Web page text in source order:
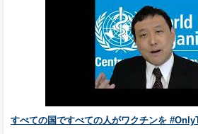
すべての国ですべての人がワクチンを